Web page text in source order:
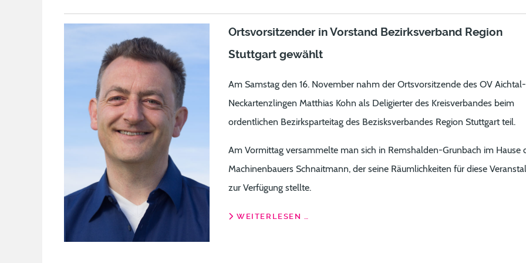
Ortsvorsitzender in Vorstand Bezirksverband Region
Stuttgart gewählt
Am Samstag den 16. November nahm der Ortsvorsitzende des OV Aichtal-
Neckartenzlingen Matthias Kohn als Deligierter des Kreisverbandes beim
ordentlichen Bezirksparteitag des Bezisksverbandes Region Stuttgart teil.
Am Vormittag versammelte man sich in Remshalden-Grunbach im Hause
Machinenbauers Schnaitmann, der seine Räumlichkeiten für diese
zur Verfügung stellte.
WEITERLESEN …